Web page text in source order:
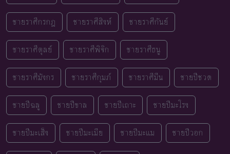
ชายราศีกรกฎ ชายราศีสิงห์ ชายราศีกันย์
ชายราศีตุลย์ ชายราศีพิจิก ชายราศีธนู
ชายราศีมังกร ชายราศีกุมภ์ ชายราศีมีน ชายปีชวด
ชายปีฉลู ชายปีขาล ชายปีเถาะ ชายปีมะโรง
ชายปีมะเส็ง ชายปีมะเมีย ชายปีมะแม ชายปีวอก